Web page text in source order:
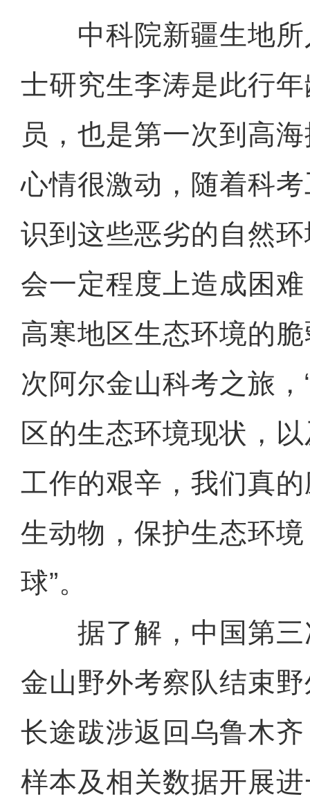
中科院新疆生地所
士研究生李涛是此行
员，也是第一次到高
心情很激动，随着科
识到这些恶劣的自然
会一定程度上造成困
高寒地区生态环境的
次阿尔金山科考之旅
区的生态环境现状，
工作的艰辛，我们真
生动物，保护生态环
球”。
据了解，中国第三
金山野外考察队结束
长途跋涉返回乌鲁木
样本及相关数据开展